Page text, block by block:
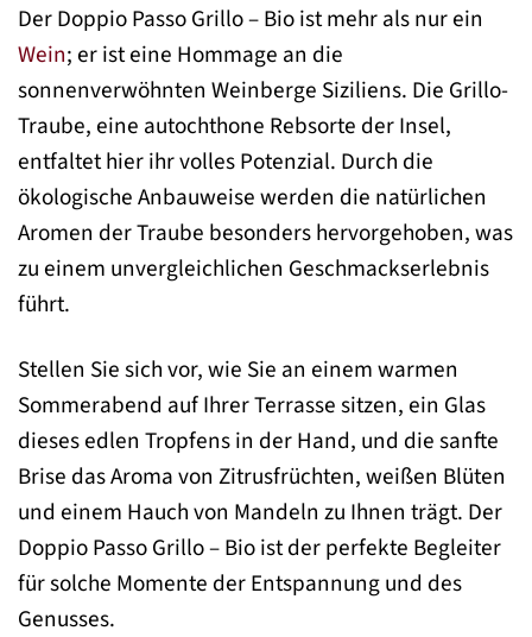
Der Doppio Passo Grillo – Bio ist mehr als nur ein
Wein; er ist eine Hommage an die
sonnenverwöhnten Weinberge Siziliens. Die Grillo-
Traube, eine autochthone Rebsorte der Insel,
entfaltet hier ihr volles Potenzial. Durch die
ökologische Anbauweise werden die natürlichen
Aromen der Traube besonders hervorgehoben, was
zu einem unvergleichlichen Geschmackserlebnis
führt.
Stellen Sie sich vor, wie Sie an einem warmen
Sommerabend auf Ihrer Terrasse sitzen, ein Glas
dieses edlen Tropfens in der Hand, und die sanfte
Brise das Aroma von Zitrusfrüchten, weißen Blüten
und einem Hauch von Mandeln zu Ihnen trägt. Der
Doppio Passo Grillo – Bio ist der perfekte Begleiter
für solche Momente der Entspannung und des
Genusses.